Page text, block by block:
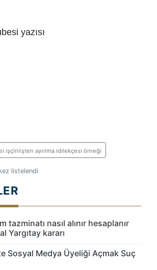
yazısı
işçiniişten ayrılma idilekçesi örneği
listelendi
tazminatı nasıl alınır hesaplanır
Yargıtay kararı
Sosyal Medya Üyeliği Açmak Suç